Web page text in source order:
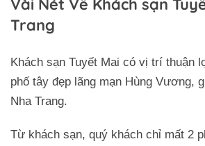
Vài Nét Về Khách sạn
Trang
Khách sạn Tuyết Mai có vị trí thuận
phố tây đẹp lãng mạn Hùng Vương,
Nha Trang.
Từ khách sạn, quý khách chỉ mất 2